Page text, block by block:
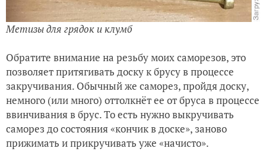
Метизы для грядок и клумб
Обратите внимание на резьбу моих саморезов, это
позволяет притягивать доску к брусу в процессе
закручивания. Обычный же саморез, пройдя доску,
немного (или много) оттолкнёт ее от бруса в процессе
ввинчивания в брус. То есть нужно выкручивать
саморез до состояния «кончик в доске», заново
прижимать и прикручивать уже «начисто».